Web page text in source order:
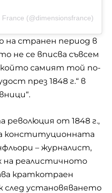
(@dimensionsfrance)
на странен период в
не се вписва съвсем
самият той по-
през 1848 г.“ в
революция от 1848 г.,
конституционната
– журналист,
реалистичното
краткотраен
след установяването